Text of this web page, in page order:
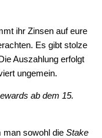
ihr Zinsen auf eure
Es gibt stolze
Auszahlung erfolgt
ungemein.
ab dem 15.
man sowohl die Stake